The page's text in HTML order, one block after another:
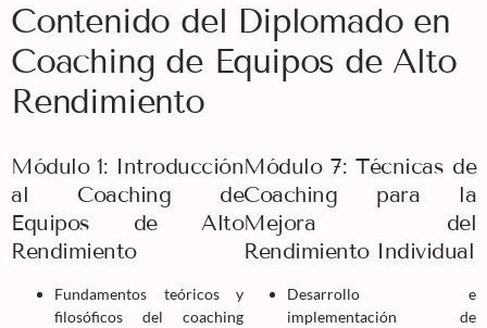
Contenido del Diplomado en
Coaching de Equipos de Alto
Rendimiento
Módulo 1: Introducción
al Coaching de
Equipos de Alto
Rendimiento
Fundamentos teóricos y
filosóficos del coaching
Módulo 7: Técnicas de
Coaching para la
Mejora del
Rendimiento Individual
Desarrollo e
implementación de